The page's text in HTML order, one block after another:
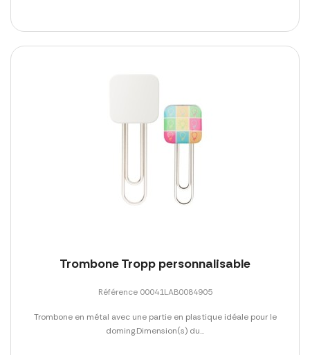
Trombone Tropp personnalisable
Référence 00041LAB0084905
Trombone en métal avec une partie en plastique idéale pour le
doming.Dimension(s) du...